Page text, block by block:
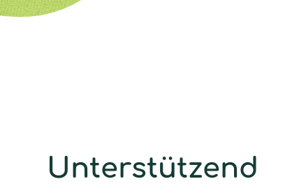
Unterstützend